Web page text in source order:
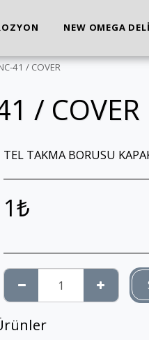
NEW OMEGA
41 / COVER
/ COVER
TEL TAKMA BORUSU
1₺